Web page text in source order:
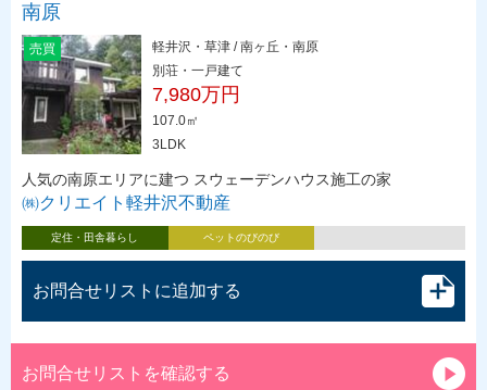
南原
売買
軽井沢・草津 / 南ヶ丘・南原
別荘・一戸建て
7,980万円
107.0㎡
3LDK
人気の南原エリアに建つ スウェーデンハウス施工の家
㈱クリエイト軽井沢不動産
定住・田舎暮らし ペットのびのび
お問合せリストに追加する
お問合せリストを確認する